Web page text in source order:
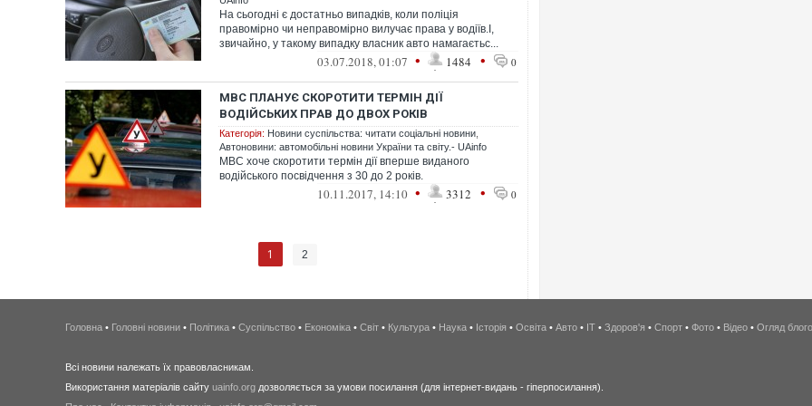
На сьогодні є достатньо випадків, коли поліція
правомірно чи неправомірно вилучає права у водіїв.І,
звичайно, у такому випадку власник авто намагаєтьс...
03.07.2018, 01:07 • 1484 • 0
МВС ПЛАНУЄ СКОРОТИТИ ТЕРМІН ДІЇ
ВОДІЙСЬКИХ ПРАВ ДО ДВОХ РОКІВ
Категорія: Новини суспільства: читати соціальні новини
Автоновини: автомобільні новини України та світу.- UAinfo
МВС хоче скоротити термін дії вперше виданого
водійського посвідчення з 30 до 2 років.
10.11.2017, 14:10 • 3312 • 0
1 2
Головна • Головні новини • Політика • Суспільство • Економіка • Світ • Культура • Наука • Історія • Освіта • Авто • IT • Здоров'я • Спорт • Фото • Відео • Огляд
Всі новини належать їх правовласникам.
Використання матеріалів сайту uainfo.org дозволяється за умови посилання (для інтернет-видань - гіперпосилання).